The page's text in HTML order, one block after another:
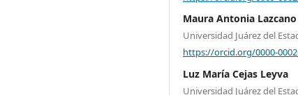
Maura Antonia
Universidad Juárez del
https://orcid.org/0000-
Luz María Cejas Leyva
Universidad Juárez del